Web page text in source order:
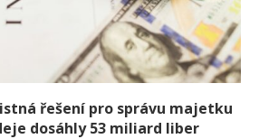
řešení pro správu majetku
dosáhly 53 miliard liber